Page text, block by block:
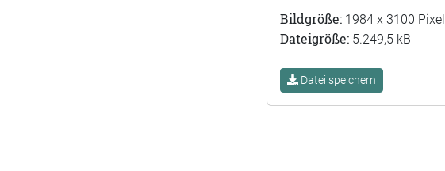
Bildgröße: 1984 x 3100 Pixel
Dateigröße: 5.249,5 kB
Datei speichern